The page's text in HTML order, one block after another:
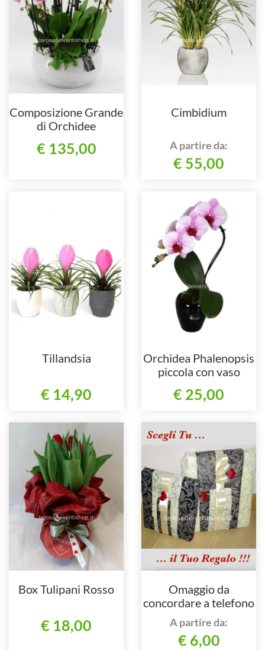
Composizione Grande
di Orchidee
€ 135,00
Cimbidium
A partire da:
€ 55,00
Tillandsia
€ 14,90
Orchidea Phalenopsis
piccola con vaso
€ 25,00
Box Tulipani Rosso
€ 18,00
Omaggio da
concordare a telefono
al 3479936611
A partire da:
€ 6,00